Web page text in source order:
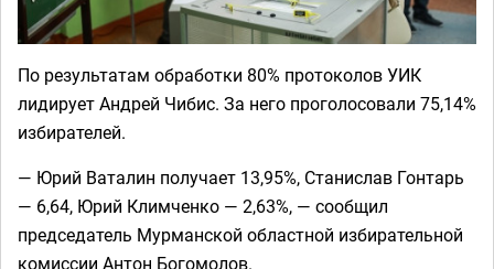
По результатам обработки 80% протоколов УИК
лидирует Андрей Чибис. За него проголосовали 75,14%
избирателей.
— Юрий Ваталин получает 13,95%, Станислав Гонтарь
— 6,64, Юрий Климченко — 2,63%, — сообщил
председатель Мурманской областной избирательной
комиссии Антон Богомолов.